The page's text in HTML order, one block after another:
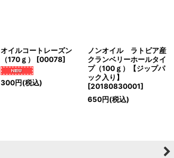
オイルコートレーズン
（170ｇ）
[00078]
300円(税込)
ノンオイル ラトビア産
クランベリーホールタイ
プ（100ｇ）【ジップパ
ック入り】
[20180830001]
650円(税込)